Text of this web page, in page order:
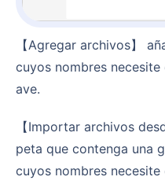
【Agregar archivos】 añada uno o varios archivos en
cuyos nombres
ave.
【Importar archivos desde carpeta】 importe una car
peta que contenga una
cuyos nombres